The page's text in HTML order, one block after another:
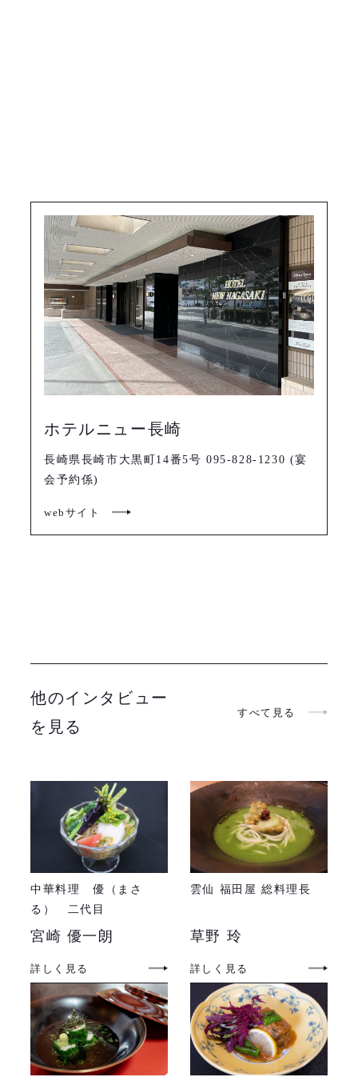
ホテルニュー長崎
長崎県長崎市大黒町14番5号 095-828-1230 (宴
会予約係)
webサイト
他のインタビュー
を見る
すべて見る
中華料理 優（まさ
る） 二代目
宮崎 優一朗
詳しく見る
雲仙 福田屋 総料理長
草野 玲
詳しく見る